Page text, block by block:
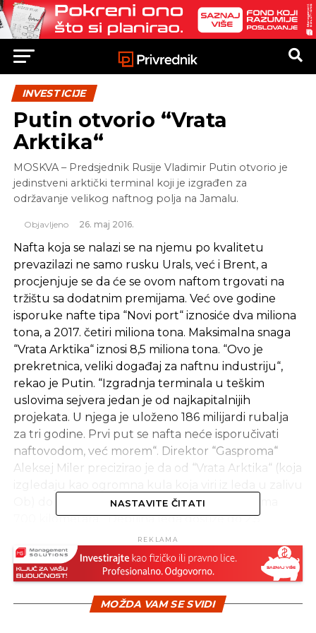
INVESTICIJE
Putin otvorio “Vrata
Arktika“
MOSKVA – Predsjednik Rusije Vladimir Putin otvorio je
jedinstveni arktički terminal koji je izgrađen za
održavanje velikog naftnog polja na Јamalu.
Objavljeno 26. maj 2016.
Nafta koja se nalazi se na njemu po kvalitetu
prevazilazi ne samo rusku Urals, već i Brent, a
procjenjuje se da će se ovom naftom trgovati na
tržištu sa dodatnim premijama. Već ove godine
isporuke nafte tipa “Novi port“ iznosiće dva miliona
tona, a 2017. četiri miliona tona. Maksimalna snaga
“Vrata Arktika“ iznosi 8,5 miliona tona. “Ovo je
prekretnica, veliki događaj za naftnu industriju“,
rekao je Putin. “Izgradnja terminala u teškim
uslovima sejvera jedan je od najkapitalnijih
projekata. U njega je uloženo 186 milijardi rubalja
za tri godine. Prvi put se nafta neće isporučivati
naftovodom, već morem“. Direktor “Gasproma“
Aleksej Miler precizirao je da od “Vrata Arktika“ (koja
Ob) do najbližeg sistema za transport nafte ima
700 kilometara. “Debljina leda dostiže do 2,5
metara, a temperatura se spušta do minus 50“,
izjavio je Miler. Naftaši već grade savremene
ledolomce da naftni tankeri ne bi postali taoci
surove sjeverne klime.
NASTAVITE ČITATI
REKLAMA
MOŽDA VAM SE SVIDI